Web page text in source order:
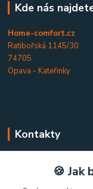
Kde nás
Home-comfort.cz
Ratibořská 1145/30
74705
Opava - Kateřinky
Kontakty
🍪 Jak